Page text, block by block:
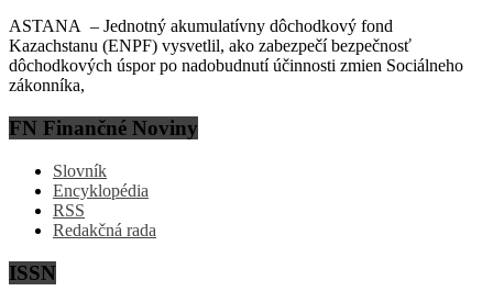
ASTANA – Jednotný akumulatívny dôchodkový fond
Kazachstanu (ENPF) vysvetlil, ako zabezpečí bezpečnosť
dôchodkových úspor po nadobudnutí účinnosti zmien Sociálneho
zákonníka,
FN Finančné Noviny
Slovník
Encyklopédia
RSS
Redakčná rada
ISSN